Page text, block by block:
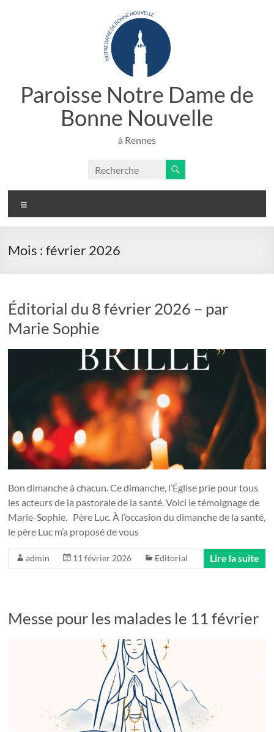
Paroisse Notre Dame de
Bonne Nouvelle
à Rennes
Mois :février 2026
Éditorial du 8 février 2026 – par
Marie Sophie
Bon dimanche à chacun. Ce dimanche, l’Église prie pour tous
les acteurs de la pastorale de la santé. Voici le témoignage de
Marie-Sophie. Père Luc. À l’occasion du dimanche de la santé,
le père Luc m’a proposé de vous
admin 11 février 2026 Editorial Lire la suite
Messe pour les malades le 11 février